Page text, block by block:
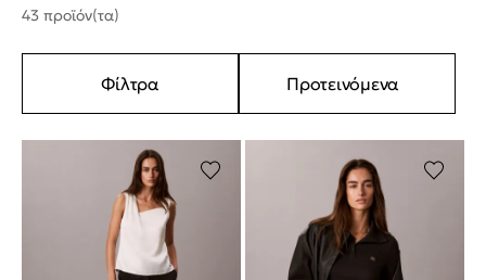
43 προϊόν(τα)
Φίλτρα Προτεινόμενα